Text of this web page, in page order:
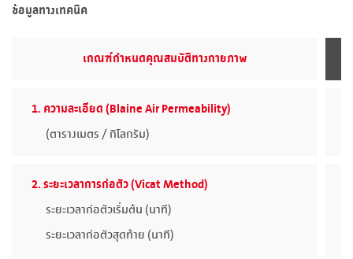
ข้อมูลทางเทคนิค
เกณฑ์กำหนดคุณสมบัติทางกายภาพ
1. ความละเอียด (Blaine Air Permeability)
(ตารางเมตร / กิโลกรัม)
2. ระยะเวลาการก่อตัว (Vicat Method)
ระยะเวลาก่อตัวเริ่มต้น (นาที)
ระยะเวลาก่อตัวสุดท้าย (นาที)